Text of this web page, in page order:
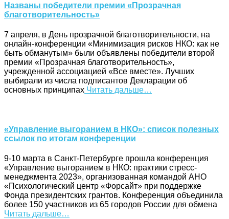
Названы победители премии «Прозрачная
благотворительность»
7 апреля, в День прозрачной благотворительности, на
онлайн-конференции «Минимизация рисков НКО: как не
быть обманутым» были объявлены победители второй
премии «Прозрачная благотворительность»,
учрежденной ассоциацией «Все вместе». Лучших
выбирали из числа подписантов Декларации об
основных принципах Читать дальше…
«Управление выгоранием в НКО»: список полезных
ссылок по итогам конференции
9-10 марта в Санкт-Петербурге прошла конференция
«Управление выгоранием в НКО: практики стресс-
менеджмента 2023», организованная командой АНО
«Психологический центр «Форсайт» при поддержке
Фонда президентских грантов. Конференция объединила
более 150 участников из 65 городов России для обмена
Читать дальше…